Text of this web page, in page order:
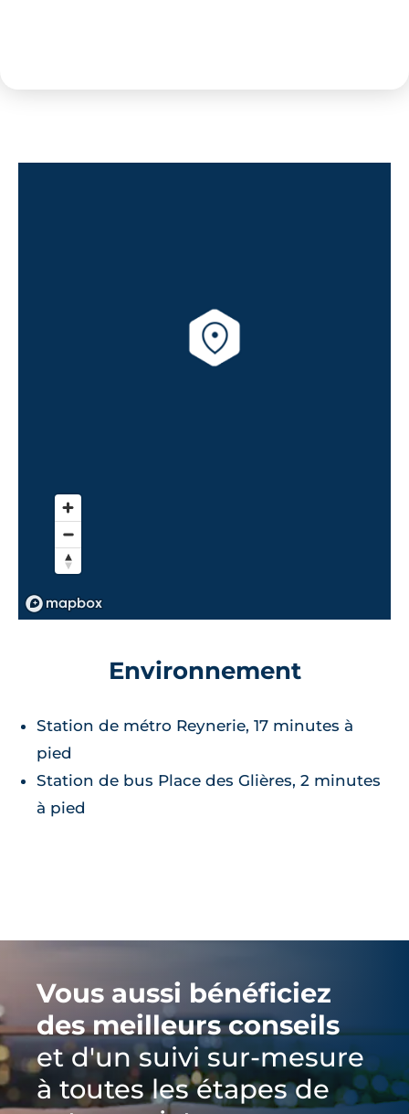
Environnement
Station de métro Reynerie, 17 minutes à
pied
Station de bus Place des Glières, 2 minutes
à pied
Vous aussi bénéficiez
des meilleurs conseils
et d'un suivi sur-mesure
à toutes les étapes de